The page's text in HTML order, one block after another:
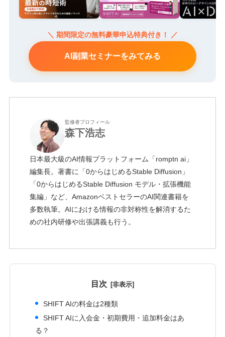
＼ 期間限定の無料豪華申込特典付き！ ／
AI副業セミナーをみてみる
監修者プロフィール
森下浩志
日本最大級のAI情報プラットフォーム「romptn ai」
編集長。著書に「0からはじめるStable Diffusion」
「0からはじめるStable Diffusion モデル・拡張機能
集編」など、AmazonベストセラーのAI関連書籍を
多数執筆。AIにおける情報の非対称性を解消するた
めの社内研修や出張講義も行う。
目次
SHIFT AIの料金は2種類
SHIFT AIに入会金・初期費用・追加料金はあ
る？